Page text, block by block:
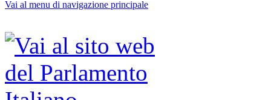
Vai al menu di navigazione principale